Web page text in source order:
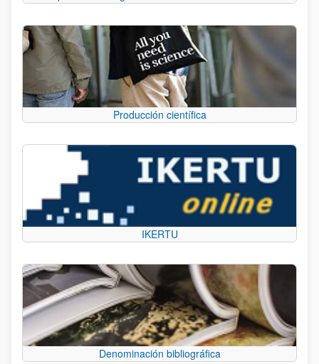
Producción científica
IKERTU
Denominación bibliográfica